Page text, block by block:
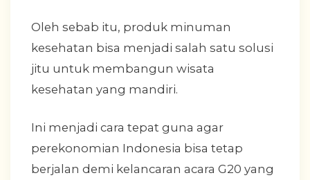
Oleh sebab itu, produk minuman
kesehatan bisa menjadi salah satu solusi
jitu untuk membangun wisata
kesehatan yang mandiri.
Ini menjadi cara tepat guna agar
perekonomian Indonesia bisa tetap
berjalan demi kelancaran acara G20 yang